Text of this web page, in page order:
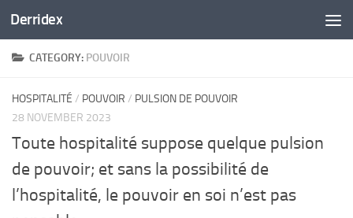
Skip to content
Derridex
CATEGORY: POUVOIR
HOSPITALITÉ / POUVOIR / PULSION DE POUVOIR
28 NOVEMBER 2023
Toute hospitalité suppose quelque pulsion
de pouvoir; et sans la possibilité de
l’hospitalité, le pouvoir en soi n’est pas